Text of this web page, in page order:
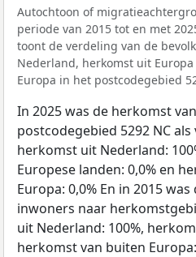
Autochtoon of
periode van 2015 tot en met
toont de verdeling van de
Nederland, herkomst uit
Europa in het postcodegebied
In 2025 was de herkomst
postcodegebied 5292 NC
herkomst uit Nederland:
Europese landen: 0,0% en
Europa: 0,0% En in 2015
inwoners naar
uit Nederland: 100%,
herkomst van buiten